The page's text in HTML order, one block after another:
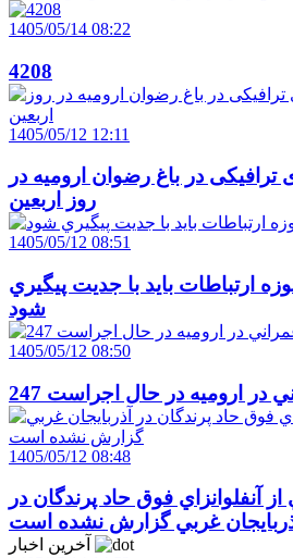
1405/05/14 08:22
4208
1405/05/12 12:11
در باغ رضوان ارومیه در
روز اربعین
1405/05/12 08:51
ارتباطات بايد با جديت پيگيري
شود
1405/05/12 08:50
در اروميه در حال اجراست
1405/05/12 08:48
آنفلوانزاي فوق حاد پرندگان در
غربي گزارش نشده است